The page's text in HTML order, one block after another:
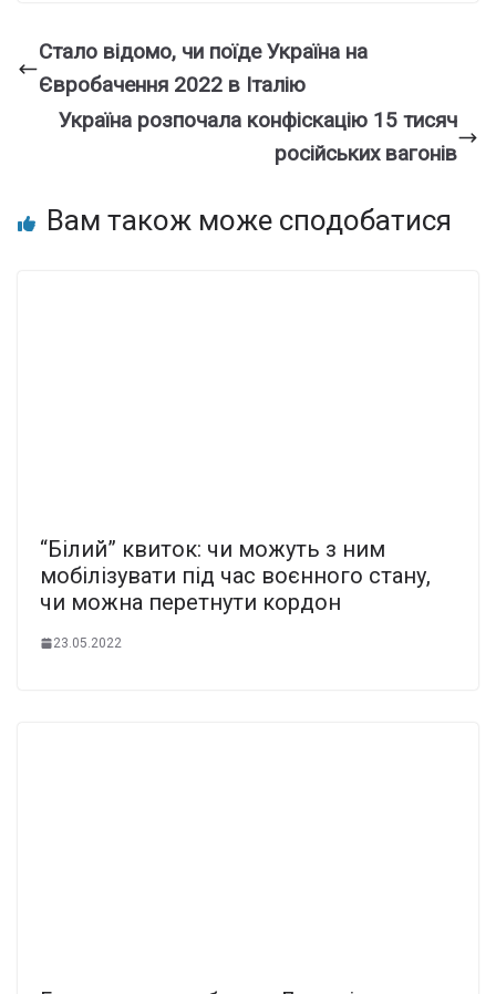
Стало відомо, чи поїде Україна на
Євробачення 2022 в Італію
Україна розпочала конфіскацію 15 тисяч
російських вагонів
Вам також може сподобатися
“Білий” квиток: чи можуть з ним
мобілізувати під час воєнного стану,
чи можна перетнути кордон
23.05.2022